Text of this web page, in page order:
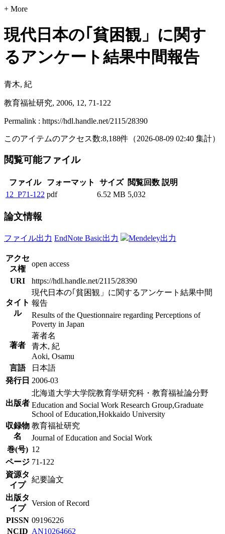
+ More
現代日本の｢貧困観」に関す
るアンケート結果中間報告
青木, 紀
教育福祉研究, 2006, 12, 71-122
Permalink : https://hdl.handle.net/2115/28390
このアイテムのアクセス数:8,188件 （2026-08-09 02:40 集計）
閲覧可能ファイル
ファイル フォーマット サイズ 閲覧回数 説明
12_P71-122 pdf 6.52 MB 5,032
論文情報
ファイル出力 EndNote Basic出力 Mendeley出力
アクセ
ス権
open access
URI
https://hdl.handle.net/2115/28390
タイト
ル
現代日本の｢貧困観」に関するアンケート結果中間
報告
Results of the Questionnaire regarding Perceptions of
Poverty in Japan
著者
著者名
青木, 紀
Aoki, Osamu
言語
日本語
発行日 2006-03
出版者
北海道大学大学院教育学研究科・教育福祉論分野
Education and Social Work Research Group,Graduate
School of Education,Hokkaido University
収録物
名
教育福祉研究
Journal of Education and Social Work
巻(号) 12
ページ 71-122
資源タ
イプ
紀要論文
出版タ
イプ
Version of Record
PISSN 09196226
NCID AN10264662